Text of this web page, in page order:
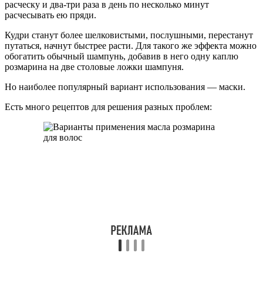
расческу и два-три раза в день по несколько минут
расчесывать ею пряди.
Кудри станут более шелковистыми, послушными, перестанут
путаться, начнут быстрее расти. Для такого же эффекта можно
обогатить обычный шампунь, добавив в него одну каплю
розмарина на две столовые ложки шампуня.
Но наиболее популярный вариант использования — маски.
Есть много рецептов для решения разных проблем: